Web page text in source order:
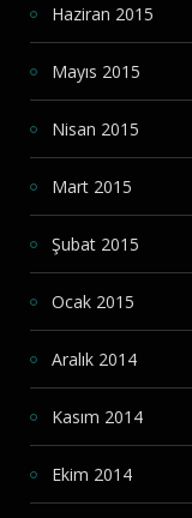
Haziran 2015
Mayıs 2015
Nisan 2015
Mart 2015
Şubat 2015
Ocak 2015
Aralık 2014
Kasım 2014
Ekim 2014